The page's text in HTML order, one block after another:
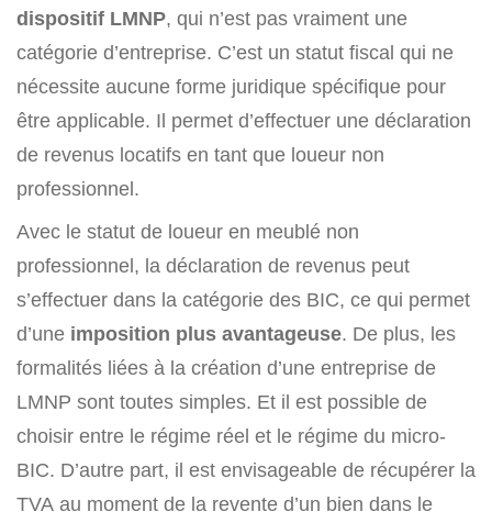
dispositif LMNP, qui n’est pas vraiment une
catégorie d’entreprise. C’est un statut fiscal qui ne
nécessite aucune forme juridique spécifique pour
être applicable. Il permet d’effectuer une déclaration
de revenus locatifs en tant que loueur non
professionnel.
Avec le statut de loueur en meublé non
professionnel, la déclaration de revenus peut
s’effectuer dans la catégorie des BIC, ce qui permet
d’une imposition plus avantageuse. De plus, les
formalités liées à la création d’une entreprise de
LMNP sont toutes simples. Et il est possible de
choisir entre le régime réel et le régime du micro-
BIC. D’autre part, il est envisageable de récupérer la
TVA au moment de la revente d’un bien dans le